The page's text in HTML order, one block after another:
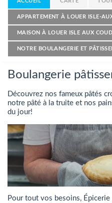
APPARTEMENT À LOUER ISLE-
MAISON À LOUER ISLE AUX
NOTRE BOULANGERIE ET
Boulangerie
Découvrez nos fameux pâtés
notre pâté à la truite et nos
du jour!
Pour tout vos besoins,